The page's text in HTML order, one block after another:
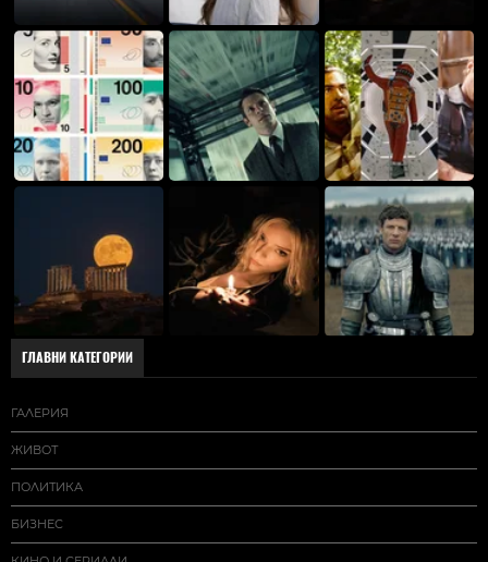
ГЛАВНИ КАТЕГОРИИ
ГАЛЕРИЯ
ЖИВОТ
ПОЛИТИКА
БИЗНЕС